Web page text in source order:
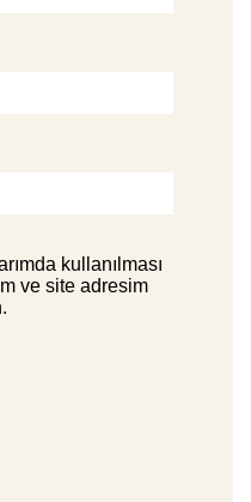
kullanılması
ve site adresim